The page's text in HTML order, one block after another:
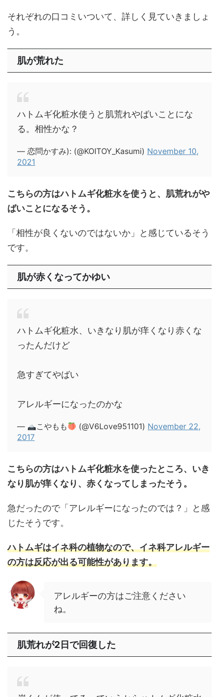
それぞれの口コミいついて、詳しく見ていきましょ
う。
肌が荒れた
ハトムギ化粧水使うと肌荒れやばいことにな
る。相性かな？
— 恋問かすみ): (@KOITOY_Kasumi) November 10,
2021
こちらの方はハトムギ化粧水を使うと、肌荒れがや
ばいことになるそう。
「相性が良くないのではないか」と感じているそう
です。
肌が赤くなってかゆい
ハトムギ化粧水、いきなり肌が痒くなり赤くな
ったんだけど
急すぎてやばい
アレルギーになったのかな
— こやもも (@V6Love951101) November 22,
2017
こちらの方はハトムギ化粧水を使ったところ、いき
なり肌が痒くなり、赤くなってしまったそう。
急だったので「アレルギーになったのでは？」と感
じたそうです。
ハトムギはイネ科の植物なので、イネ科アレルギー
の方は反応が出る可能性があります。
アレルギーの方はご注意ください
ね。
肌荒れが2日で回復した